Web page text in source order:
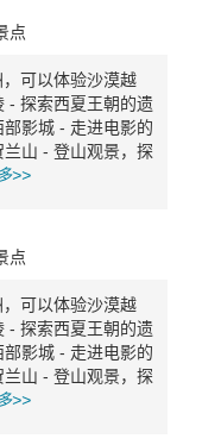
点
可以体验沙漠越
- 探索西夏王朝的遗
影城 - 走进电影的
山 - 登山观景，探
>>
点
可以体验沙漠越
- 探索西夏王朝的遗
影城 - 走进电影的
山 - 登山观景，探
>>